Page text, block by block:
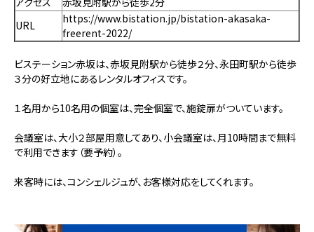
URL
https://www.bistation.jp/bistation-akasaka-
freerent-2022/
ビステーション赤坂は、赤坂見附駅から徒歩２分、永田町駅から徒歩
３分の好立地にあるレンタルオフィスです。
１名用から10名用の個室は、完全個室で、施錠扉がついています。
会議室は、大小２部屋用意してあり、小会議室は、月10時間まで無料
で利用できます（要予約）。
来客時には、コンシェルジュが、お客様対応をしてくれます。